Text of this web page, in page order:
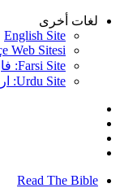
Skip
لغات أخرى
English Site
Web Sitesi
Farsi Site: فارسی
Urdu Site: اردو
Read The Bible